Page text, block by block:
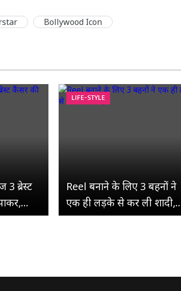
Bollywood Icon
ब्रेस्ट
LIFE-STYLE
Reel बनाने के लिए 3 बहनों ने
एक ही लड़के से कर ली